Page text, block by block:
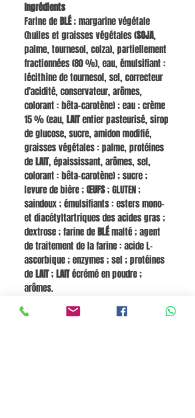
Ingrédients
Farine deBLÉ; margarine végétale
(huiles et graisses végétales (SOJA,
palme, tournesol, colza), partiellement
fractionnées (80 %), eau, émulsifiant :
lécithine de tournesol, sel, correcteur
d’acidité, conservateur, arômes,
colorant : bêta-carotène) ; eau ; crème
15 % (eau,LAITentier pasteurisé, sirop
de glucose, sucre, amidon modifié,
graisses végétales : palme, protéines
deLAIT, épaississant, arômes, sel,
colorant : bêta-carotène) ; sucre ;
levure de bière ;ŒUFS; GLUTEN ;
saindoux ; émulsifiants : esters mono-
et diacétyltartriques des acides gras ;
dextrose ; farine deBLÉmalté ; agent
de traitement de la farine : acide L-
ascorbique ; enzymes ; sel ; protéines
deLAIT;LAITécrémé en poudre ;
arômes.
Allergènes